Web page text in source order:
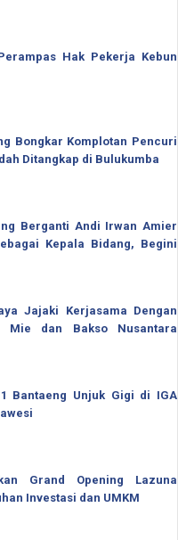
Hak Pekerja Kebun
Bongkar Komplotan Pencuri
Ditangkap di Bulukumba
Berganti Andi Irwan Amier
Kepala Bidang, Begini
Jajaki Kerjasama Dengan
Mie dan Bakso Nusantara
Bantaeng Unjuk Gigi di IGA
Grand Opening Lazuna
Investasi dan UMKM